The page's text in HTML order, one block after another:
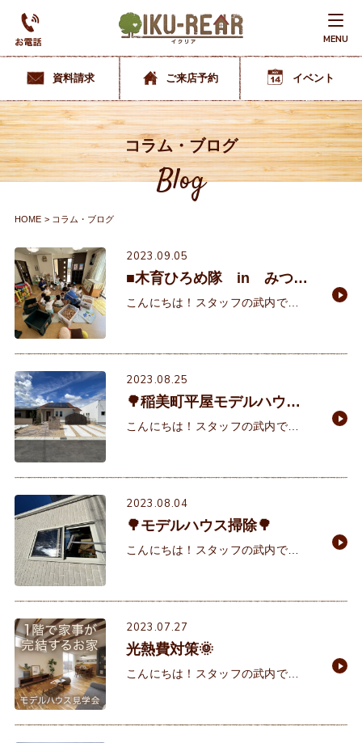
MENU
資料請求 ご来店予約 イベント
コラム・ブログ
Blog
HOME コラム・ブログ
2023.09.05
■木育ひろめ隊 in みつば
こども園様■
こんにちは！スタッフの武内で
き声も聞こえなくなりもうすぐ夏が
終わりだなと感じておりま
2023.08.25
🌳稲美町平屋モデルハウス
お披露目会🌳
こんにちは！スタッフの武内で
（土）・９月３日(日)10:00～16：
00に開催です✨当
2023.08.04
🌳モデルハウス掃除🌳
こんにちは！スタッフの武内で
分補給をこまめにして体調管理』と
頭の中で呪文のように唱え
2023.07.27
光熱費対策🌞
こんにちは！スタッフの武内で
機会も増え、光熱費が心配…という